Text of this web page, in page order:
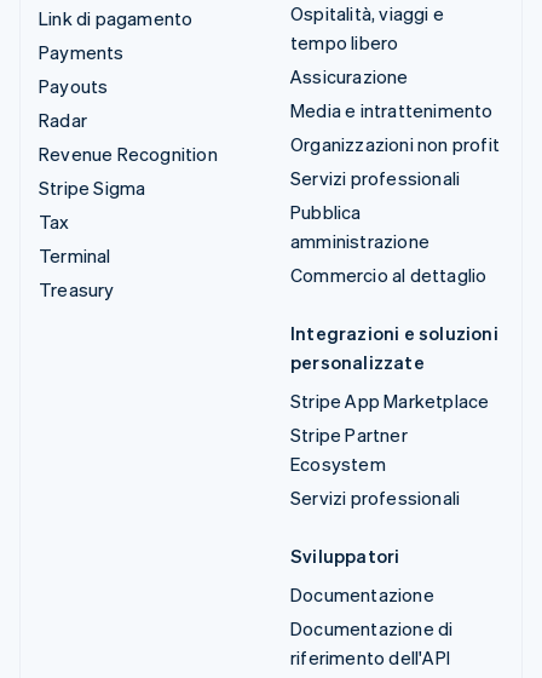
Link di pagamento
Payments
Payouts
Radar
Revenue Recognition
Stripe Sigma
Tax
Terminal
Treasury
Ospitalità, viaggi e
tempo libero
Assicurazione
Media e intrattenimento
Organizzazioni non profit
Servizi professionali
Pubblica
amministrazione
Commercio al dettaglio
Integrazioni e soluzioni
personalizzate
Stripe App Marketplace
Stripe Partner
Ecosystem
Servizi professionali
Sviluppatori
Documentazione
Documentazione di
riferimento dell'API